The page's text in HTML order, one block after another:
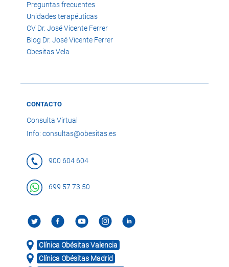
Preguntas frecuentes
Unidades terapéuticas
CV Dr. José Vicente Ferrer
Blog Dr. José Vicente Ferrer
Obesitas Vela
CONTACTO
Consulta Virtual
Info: consultas@obesitas.es
900 604 604
699 57 73 50
Clínica Obésitas Valencia
Clínica Obésitas Madrid